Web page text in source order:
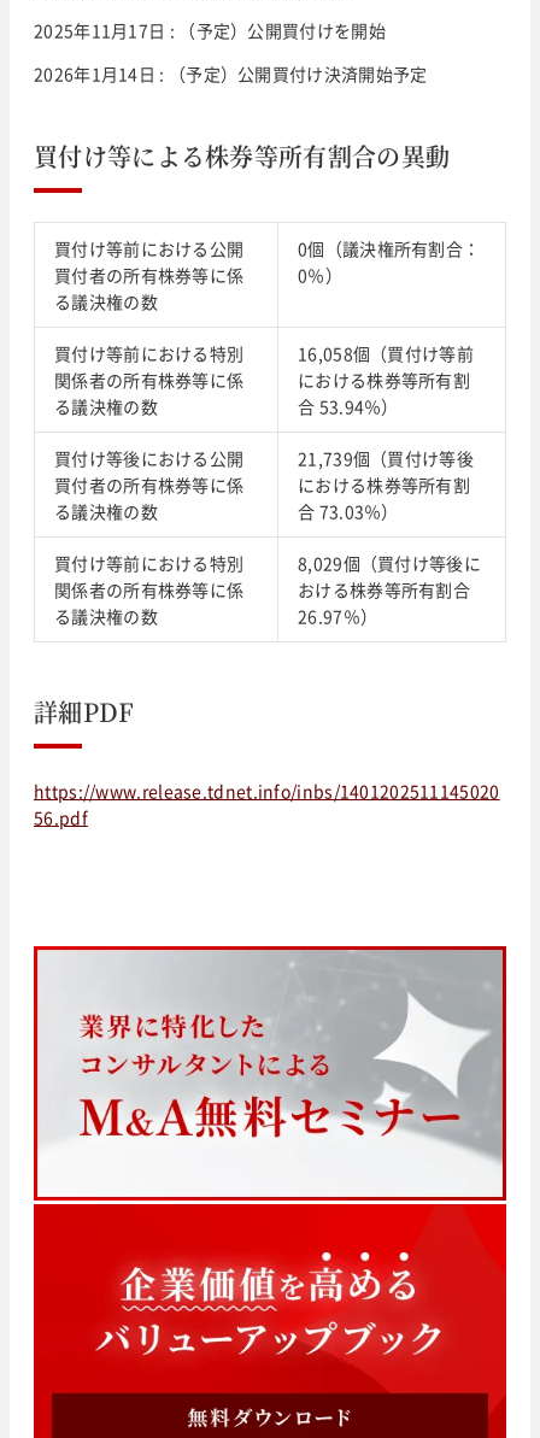
2025年11月17日 : （予定）公開買付けを開始
2026年1月14日 : （予定）公開買付け決済開始予定
買付け等による株券等所有割合の異動
買付け等前における公開
買付者の所有株券等に係
る議決権の数
0個（議決権所有割合：
0％）
買付け等前における特別
関係者の所有株券等に係
る議決権の数
16,058個（買付け等前
における株券等所有割
合 53.94％）
買付け等後における公開
買付者の所有株券等に係
る議決権の数
21,739個（買付け等後
における株券等所有割
合 73.03％）
買付け等前における特別
関係者の所有株券等に係
る議決権の数
8,029個（買付け等後に
おける株券等所有割合
26.97％）
詳細PDF
https://www.release.tdnet.info/inbs/1401202511145020
56.pdf